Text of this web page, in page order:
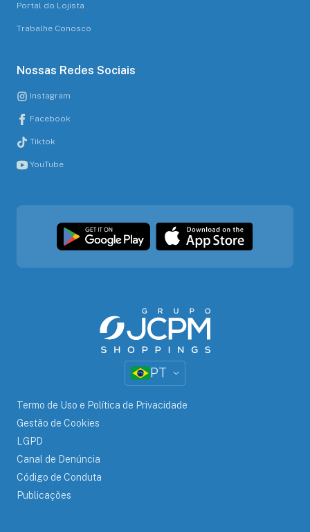
Portal do Lojista
Trabalhe Conosco
Nossas Redes Sociais
Instagram
Facebook
Tiktok
YouTube
PT
Termo de Uso e Política de Privacidade
Gestão de Cookies
LGPD
Canal de Denúncia
Código de Conduta
Publicações